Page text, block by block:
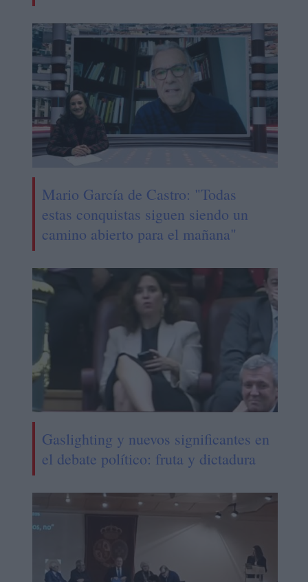
Mario García de Castro: "Todas
estas conquistas siguen siendo un
camino abierto para el mañana"
Gaslighting y nuevos significantes en
el debate político: fruta y dictadura